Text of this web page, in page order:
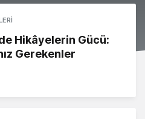
Hikâyelerin Gücü:
Gerekenler